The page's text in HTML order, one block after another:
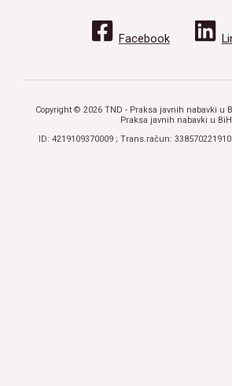
Facebook
Copyright © 2026 TND - Praksa javnih nabavki u
Praksa javnih nabavki u BiH
ID: 4219109370009 ; Trans.račun: